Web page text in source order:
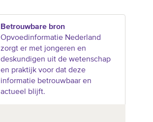
Betrouwbare bron
Opvoedinformatie Nederland
zorgt er met jongeren en
deskundigen uit de wetenschap
en praktijk voor dat deze
informatie betrouwbaar en
actueel blijft.